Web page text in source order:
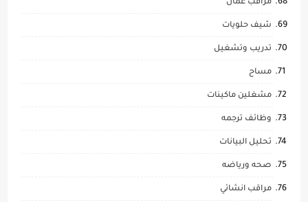
مراقب عمال
شيف حلويات
تدريب وتشغيل
مساح
مشغلين ماكينات
وظائف ترجمه
تحليل البيانات
صحه ورياضه
مراقب انشائي